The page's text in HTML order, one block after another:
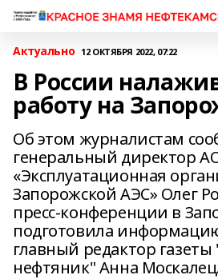
Актуально 12 ОКТЯБРЯ 2022, 07:22
В России
работу на
Об этом журналистам
генеральный директор
«Эксплуатационная
Запорожской АЭС» Олег
пресс-конференции в
подготовила
главный редактор
нефтяник" Анна